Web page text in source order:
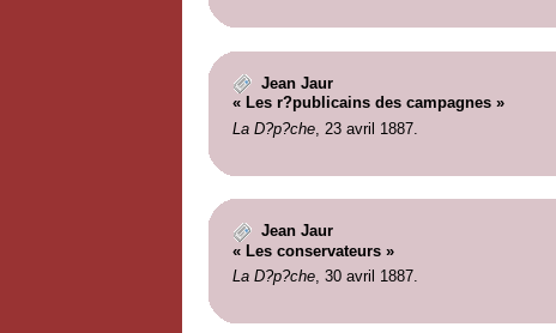
Jean Jaur
« Les r?publicains des campagnes »
La D?p?che, 23 avril 1887.
Jean Jaur
« Les conservateurs »
La D?p?che, 30 avril 1887.